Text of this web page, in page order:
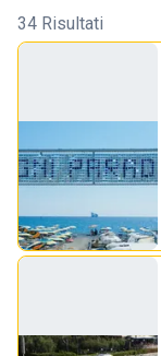
34 Risultati